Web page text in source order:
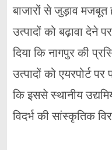
बाजारों से जुड़ाव
उत्पादों को बढ़ावा देने
दिया कि नागपुर की
उत्पादों को एयरपोर्ट
कि इससे स्थानीय
विदर्भ की सांस्कृतिक